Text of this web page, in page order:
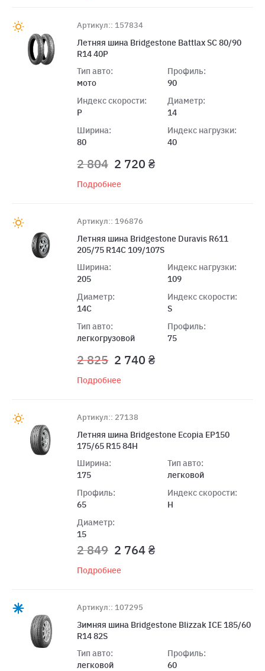
Артикул:: 157834
Летняя шина Bridgestone Battlax SC 80/90
R14 40P
Тип авто:
мото
Индекс скорости:
P
Ширина:
80
Профиль:
90
Диаметр:
14
Индекс нагрузки:
40
2 804 2 720 ₴
Подробнее
Артикул:: 196876
Летняя шина Bridgestone Duravis R611
205/75 R14C 109/107S
Ширина:
205
Диаметр:
14C
Тип авто:
легкогрузовой
Индекс нагрузки:
109
Индекс скорости:
S
Профиль:
75
2 825 2 740 ₴
Подробнее
Артикул:: 27138
Летняя шина Bridgestone Ecopia EP150
175/65 R15 84H
Ширина:
175
Профиль:
65
Диаметр:
15
Тип авто:
легковой
Индекс скорости:
H
2 849 2 764 ₴
Подробнее
Артикул:: 107295
Зимняя шина Bridgestone Blizzak ICE 185/60
R14 82S
Тип авто:
легковой
Профиль:
60